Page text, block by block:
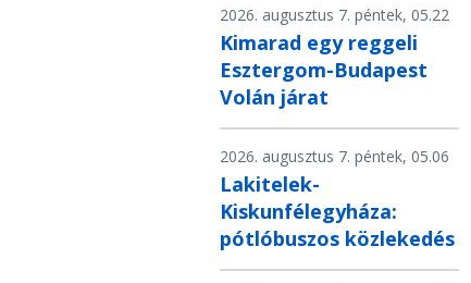
2026. augusztus 7. péntek, 05.22
Kimarad egy reggeli
Esztergom-Budapest
Volán járat
2026. augusztus 7. péntek, 05.06
Lakitelek-
Kiskunfélegyháza:
pótlóbuszos közlekedés